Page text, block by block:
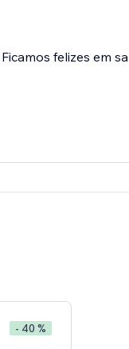
felizes em
- 40 %